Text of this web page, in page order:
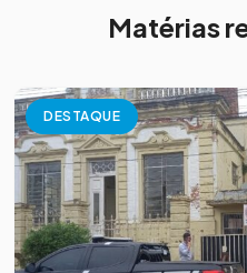
Matérias
DESTAQUE